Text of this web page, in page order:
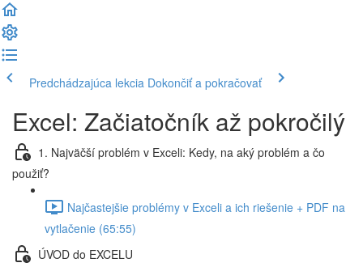
Predchádzajúca lekcia Dokončiť a pokračovať
Excel: Začiatočník až pokročilý
1. Najväčší problém v Exceli: Kedy, na aký problém a čo
použiť?
Najčastejšie problémy v Exceli a ich riešenie + PDF na
vytlačenie (65:55)
ÚVOD do EXCELU